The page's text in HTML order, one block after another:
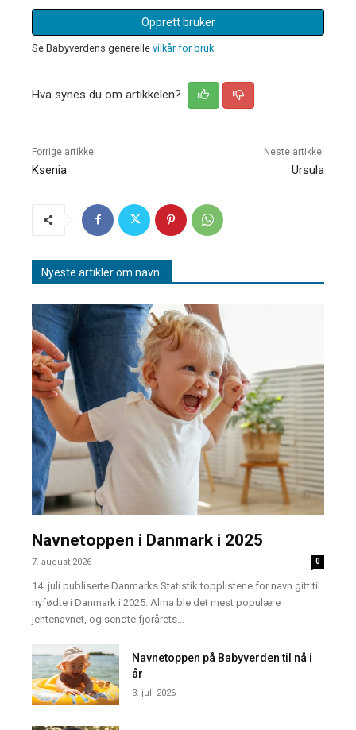
Opprett bruker
Se Babyverdens generelle vilkår for bruk
Hva synes du om artikkelen?
Forrige artikkel
Ksenia
Neste artikkel
Ursula
Nyeste artikler om navn:
Navnetoppen i Danmark i 2025
7. august 2026 0
14. juli publiserte Danmarks Statistik topplistene for navn gitt til
nyfødte i Danmark i 2025. Alma ble det mest populære
jentenavnet, og sendte fjorårets...
Navnetoppen på Babyverden til nå i
år
3. juli 2026